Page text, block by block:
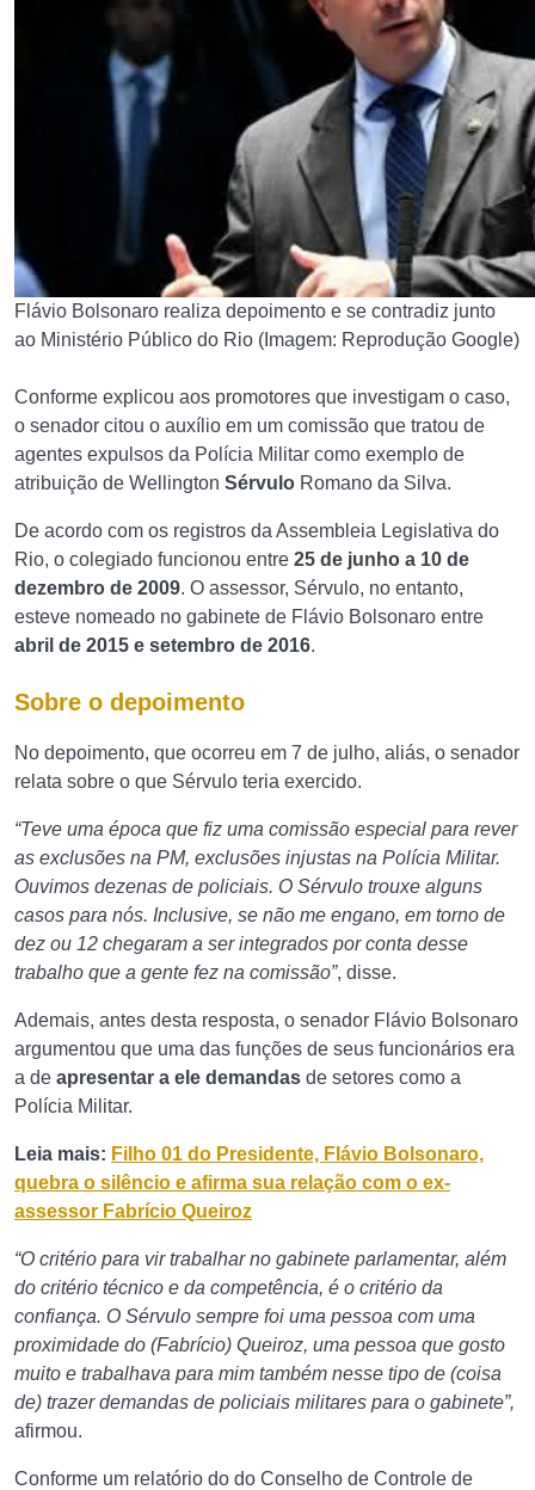
Flávio Bolsonaro realiza depoimento e se contradiz junto
ao Ministério Público do Rio (Imagem: Reprodução Google)
Conforme explicou aos promotores que investigam o caso,
o senador citou o auxílio em um comissão que tratou de
agentes expulsos da Polícia Militar como exemplo de
atribuição de Wellington Sérvulo Romano da Silva.
De acordo com os registros da Assembleia Legislativa do
Rio, o colegiado funcionou entre 25 de junho a 10 de
dezembro de 2009. O assessor, Sérvulo, no entanto,
esteve nomeado no gabinete de Flávio Bolsonaro entre
abril de 2015 e setembro de 2016.
Sobre o depoimento
No depoimento, que ocorreu em 7 de julho, aliás, o senador
relata sobre o que Sérvulo teria exercido.
“Teve uma época que fiz uma comissão especial para rever
as exclusões na PM, exclusões injustas na Polícia Militar.
Ouvimos dezenas de policiais. O Sérvulo trouxe alguns
casos para nós. Inclusive, se não me engano, em torno de
dez ou 12 chegaram a ser integrados por conta desse
trabalho que a gente fez na comissão”, disse.
Ademais, antes desta resposta, o senador Flávio Bolsonaro
argumentou que uma das funções de seus funcionários era
a de apresentar a ele demandas de setores como a
Polícia Militar.
Leia mais: Filho 01 do Presidente, Flávio Bolsonaro,
quebra o silêncio e afirma sua relação com o ex-
assessor Fabrício Queiroz
“O critério para vir trabalhar no gabinete parlamentar, além
do critério técnico e da competência, é o critério da
confiança. O Sérvulo sempre foi uma pessoa com uma
proximidade do (Fabrício) Queiroz, uma pessoa que gosto
muito e trabalhava para mim também nesse tipo de (coisa
de) trazer demandas de policiais militares para o gabinete”,
afirmou.
Conforme um relatório do do Conselho de Controle de